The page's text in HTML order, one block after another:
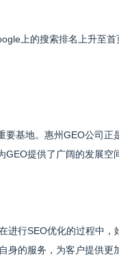
上的搜索排名上升至
基地。惠州GEO公司
提供了广阔的发展空
进行SEO优化的过程中
的服务，为客户提供更